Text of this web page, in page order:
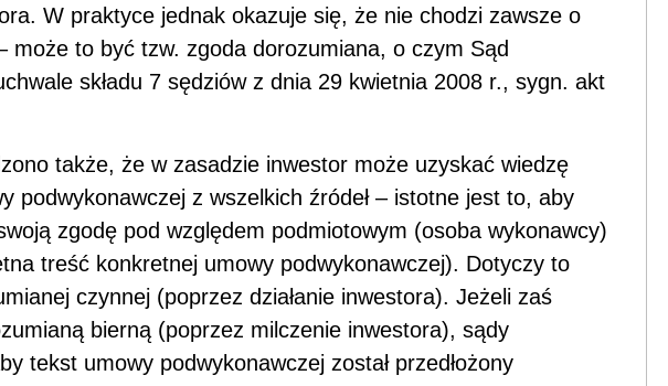
W praktyce jednak okazuje się, że nie chodzi zawsze o
może to być tzw. zgoda dorozumiana, o czym Sąd
składu 7 sędziów z dnia 29 kwietnia 2008 r., sygn. akt
także, że w zasadzie inwestor może uzyskać wiedzę
podwykonawczej z wszelkich źródeł – istotne jest to, aby
zgodę pod względem podmiotowym (osoba wykonawcy)
treść konkretnej umowy podwykonawczej). Dotyczy to
czynnej (poprzez działanie inwestora). Jeżeli zaś
bierną (poprzez milczenie inwestora), sądy
tekst umowy podwykonawczej został przedłożony